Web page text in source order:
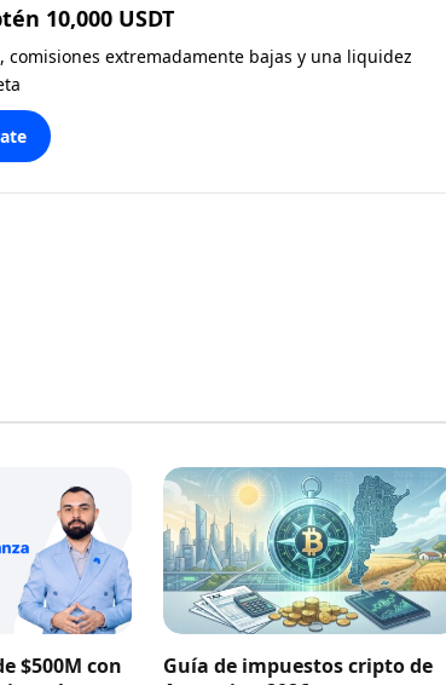
10,000 USDT
extremadamente bajas y una liquidez
$500M con
Guía de impuestos cripto de